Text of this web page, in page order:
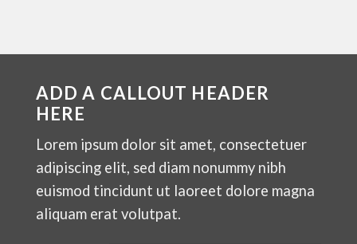
ADD A CALLOUT HEADER
HERE
Lorem ipsum dolor sit amet, consectetuer
adipiscing elit, sed diam nonummy nibh
euismod tincidunt ut laoreet dolore magna
aliquam erat volutpat.